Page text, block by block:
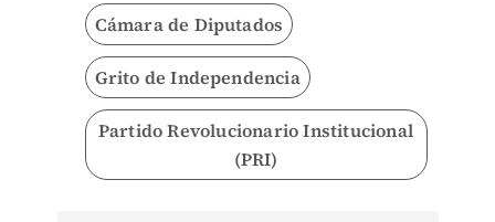
Cámara de Diputados
Grito de Independencia
Partido Revolucionario Institucional
(PRI)